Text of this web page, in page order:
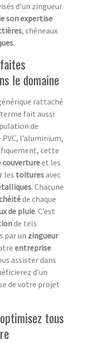
d’un zingueur
son expertise
, chéneaux
.
le domaine
rattaché
fait aussi
de
l’aluminium,
cette
couvertureet les
les toituresavec
. Chacune
de chaque
de pluie. C’est
de tels
par un zingueur
entreprise
assister dans
d’un
de votre projet
tous